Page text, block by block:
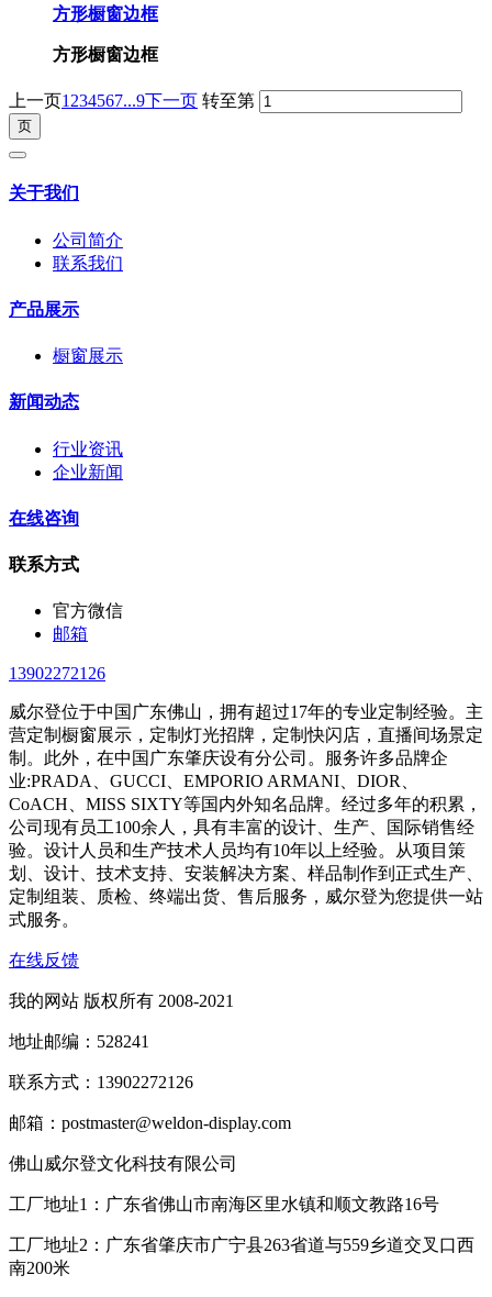
方形橱窗边框
方形橱窗边框
上一页1 234567...9下一页 转至第
关于我们
公司简介
联系我们
产品展示
橱窗展示
新闻动态
行业资讯
企业新闻
在线咨询
联系方式
官方微信
邮箱
13902272126
威尔登位于中国广东佛山，拥有超过17年的专业定制经验。主
营定制橱窗展示，定制灯光招牌，定制快闪店，直播间场景定
制。此外，在中国广东肇庆设有分公司。服务许多品牌企
业:PRADA、GUCCI、EMPORIO ARMANI、DIOR、
CoACH、MISS SIXTY等国内外知名品牌。经过多年的积累，
公司现有员工100余人，具有丰富的设计、生产、国际销售经
验。设计人员和生产技术人员均有10年以上经验。从项目策
划、设计、技术支持、安装解决方案、样品制作到正式生产、
定制组装、质检、终端出货、售后服务，威尔登为您提供一站
式服务。
在线反馈
我的网站 版权所有 2008-2021
地址邮编：528241
联系方式：13902272126
邮箱：postmaster@weldon-display.com
佛山威尔登文化科技有限公司
工厂地址1：广东省佛山市南海区里水镇和顺文教路16号
工厂地址2：广东省肇庆市广宁县263省道与559乡道交叉口西
南200米